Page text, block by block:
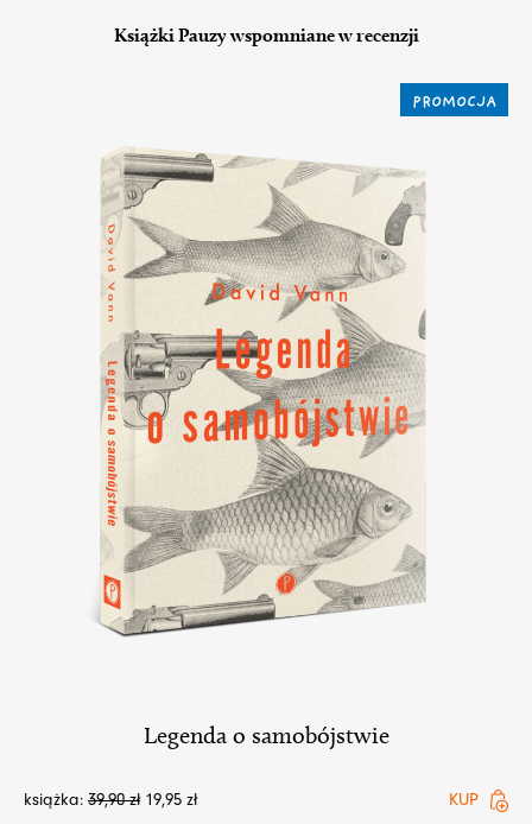
Książki Pauzy wspomniane w recenzji
PROMOCJA
Legenda o samobójstwie
książka: 39,90zł 19,95 zł KUP